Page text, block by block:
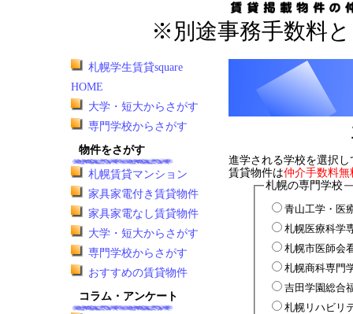
※別途事務手数料
進学される学校を選択
賃貸物件は仲介手数料無
札幌の専門学校
青山工学・医
札幌医療科学
札幌市医師会
札幌商科専門
吉田学園総合
札幌リハビリ
札幌学生賃貸square
HOME
大学・短大からさがす
専門学校からさがす
物件をさがす
札幌賃貸マンション
家具家電付き賃貸物件
家具家電なし賃貸物件
大学・短大からさがす
専門学校からさがす
おすすめの賃貸物件
コラム・アンケート